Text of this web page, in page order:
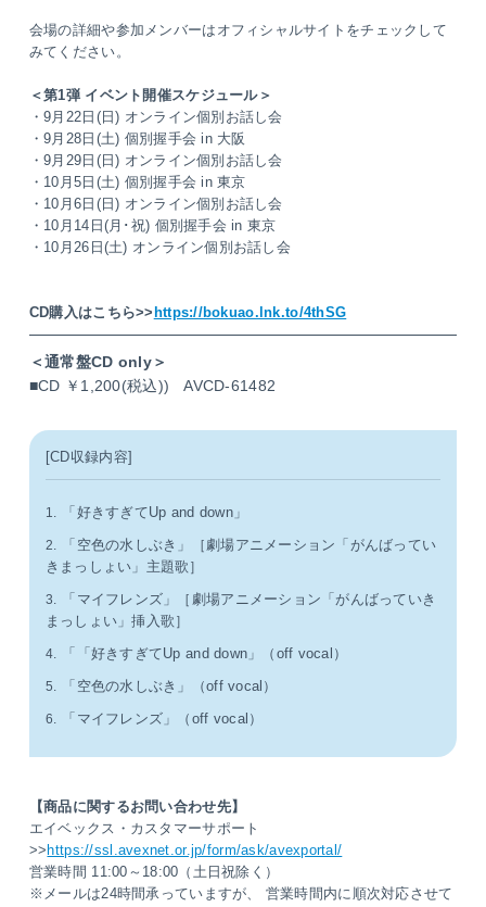
会場の詳細や参加メンバーはオフィシャルサイトをチェックして
みてください。
＜第1弾 イベント開催スケジュール＞
・9月22日(日) オンライン個別お話し会
・9月28日(土) 個別握手会 in 大阪
・9月29日(日) オンライン個別お話し会
・10月5日(土) 個別握手会 in 東京
・10月6日(日) オンライン個別お話し会
・10月14日(月･祝) 個別握手会 in 東京
・10月26日(土) オンライン個別お話し会
CD購入はこちら>>https://bokuao.lnk.to/4thSG
＜通常盤CD only＞
■CD ￥1,200(税込)) AVCD-61482
[CD収録内容]
1. 「好きすぎてUp and down」
2.
「空色の水しぶき」［劇場アニメーション「がんばってい
きまっしょい」主題歌］
3.
「マイフレンズ」［劇場アニメーション「がんばっていき
まっしょい」挿入歌］
4. 「「好きすぎてUp and down」（off vocal）
5. 「空色の水しぶき」（off vocal）
6. 「マイフレンズ」（off vocal）
【商品に関するお問い合わせ先】
エイベックス・カスタマーサポート
>>https://ssl.avexnet.or.jp/form/ask/avexportal/
営業時間 11:00～18:00（土日祝除く）
※メールは24時間承っていますが、 営業時間内に順次対応させて